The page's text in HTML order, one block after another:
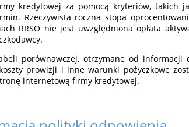
kredytowej za pomocą kryteriów, takich
Rzeczywista roczna stopa
RRSO nie jest uwzględniona opłata
porównawczej, otrzymane od
prowizji i inne warunki pożyczkowe
internetową firmy kredytowej.